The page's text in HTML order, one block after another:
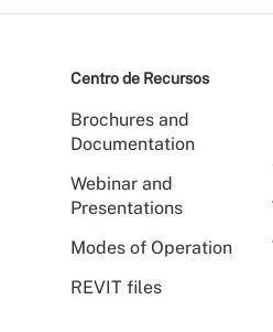
Centro de Recursos
Brochures and
Documentation
Webinar and
Presentations
Modes of Operation
REVIT files